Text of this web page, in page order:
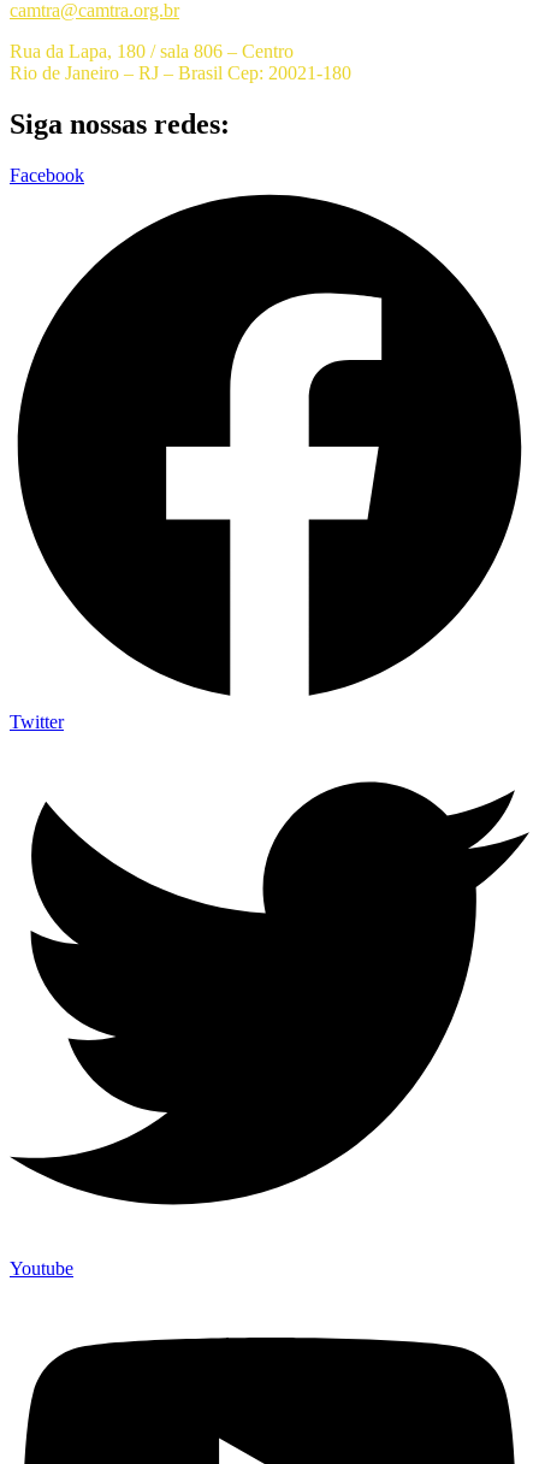
camtra@camtra.org.br
Rua da Lapa, 180 / sala 806 – Centro
Rio de Janeiro – RJ – Brasil Cep: 20021-180
Siga nossas redes:
Facebook
Twitter
Youtube